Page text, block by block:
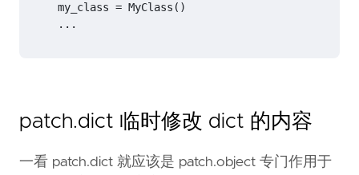
my_class = MyClass ()
...
patch.dict 临时修改 dict 的内容
一看 patch.dict 就应该是 patch.object 专门作用于